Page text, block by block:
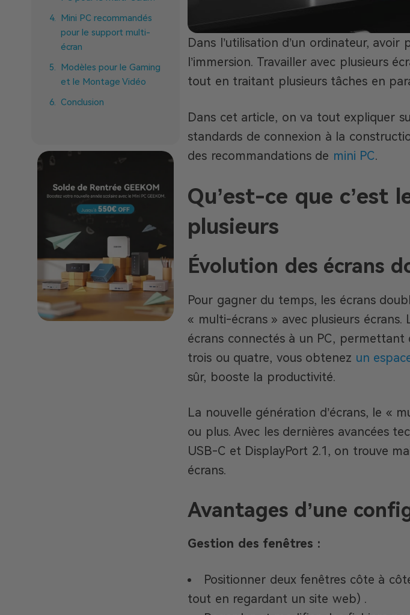
Mini PC recommandés
pour le support multi-
écran
Modèles pour le Gaming
et le Montage Vidéo
Conclusion
Dans l’utilisation d’un ordinateur,
l’immersion. Travailler avec plusieurs
tout en traitant plusieurs tâches en
Dans cet article, on va tout expliquer
standards de connexion à la
des recommandations de mini PC.
Qu’est-ce que c’est
plusieurs
Évolution des écrans
Pour gagner du temps, les écrans
« multi-écrans » avec plusieurs
écrans connectés à un PC, permettant
trois ou quatre, vous obtenez un
sûr, booste la productivité.
La nouvelle génération d’écrans, le «
ou plus. Avec les dernières avancées
USB-C et DisplayPort 2.1, on trouve
écrans.
Avantages d’une
Gestion des fenêtres :
Positionner deux fenêtres côte à
tout en regardant un site web) .